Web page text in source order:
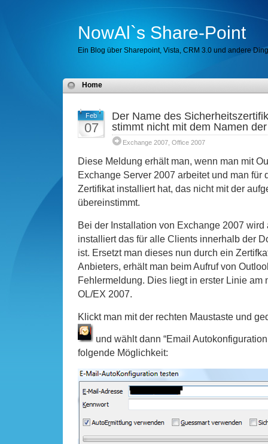
NowAl`s Share-Point
Ein Blog über Sharepoint, Vista, CRM 3.0 und andere
Home
Feb
07
Der Name des
stimmt nicht mit dem Namen
Exchange 2007 Office 2007
Diese Meldung erhält man, wenn man mit
Exchange Server 2007 arbeitet und man für
Zertifikat installiert hat, das nicht mit der
übereinstimmt.
Bei der Installation von Exchange 2007
installiert das für alle Clients innerhalb der
ist. Ersetzt man dieses nun durch ein
Anbieters, erhält man beim Aufruf von
Fehlermeldung. Dies liegt in erster Linie am
OL/EX 2007.
Klickt man mit der rechten Maustaste und
und wählt dann “Email
folgende Möglichkeit: